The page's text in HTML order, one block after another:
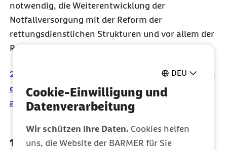
DEU
Cookie-Einwilligung und
Datenverarbeitung
Wir schützen Ihre Daten. Cookies helfen
uns, die Website der BARMER für Sie
notwendig, die Weiterentwicklung der
Notfallversorgung mit der Reform der
rettungsdienstlichen Strukturen und vor allem der
Reform der Krankenhausstrukturen zu verbinden.
21.06.2024 - Berlin kompakt: Entwurf zur Reform
der Notfallversorgung | Gesundheitswesen
aktuell 2024: bifg legt aktuelle Analysen vor
11.06.2024 - Anhörung zum